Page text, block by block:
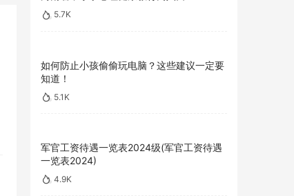
5.7K
如何防止小孩偷偷玩电脑？这些建议一定要
知道！
5.1K
军官工资待遇一览表2024级(军官工资待遇
一览表2024)
4.9K